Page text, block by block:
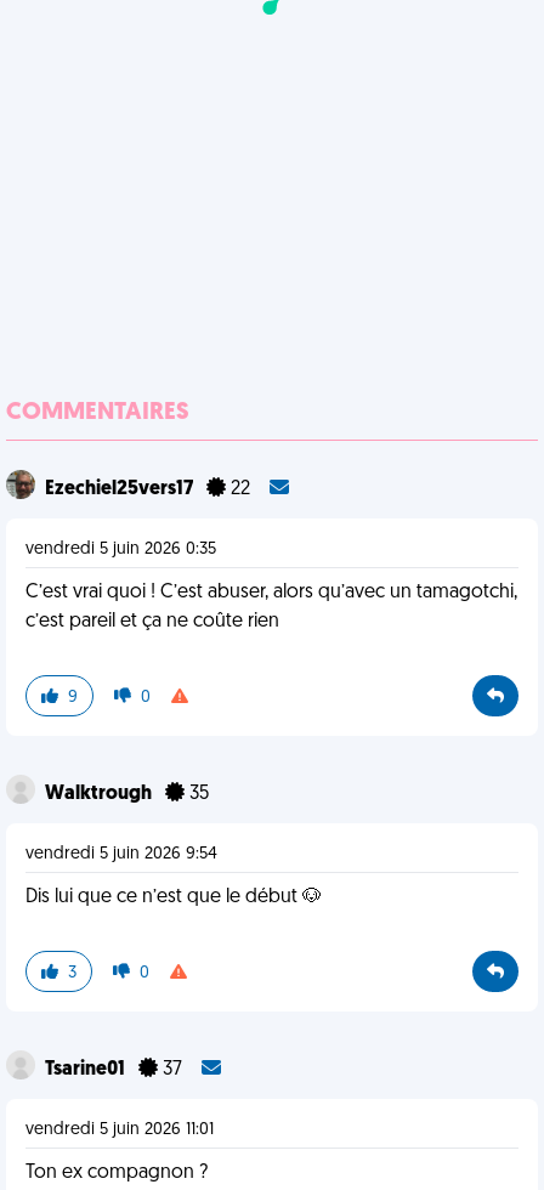
COMMENTAIRES
Ezechiel25vers17 22
vendredi 5 juin 2026 0:35
C’est vrai quoi ! C’est abuser, alors qu’avec un tamagotchi,
c’est pareil et ça ne coûte rien
9 0
Walktrough 35
vendredi 5 juin 2026 9:54
Dis lui que ce n’est que le début 🐶
3 0
Tsarine01 37
vendredi 5 juin 2026 11:01
Ton ex compagnon ?